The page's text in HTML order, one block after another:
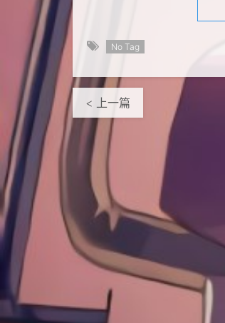
No Tag
< 上一篇